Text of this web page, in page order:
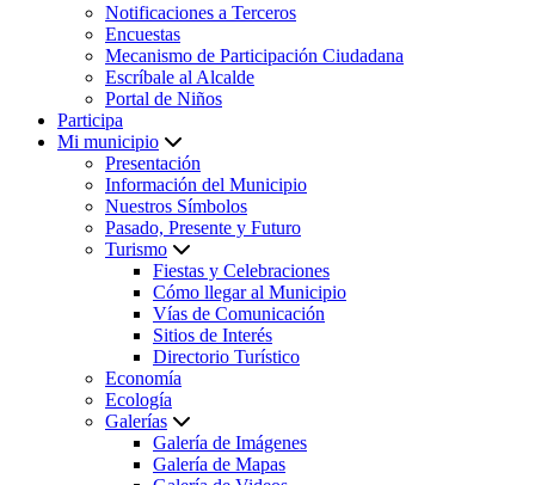
Notificaciones a Terceros
Encuestas
Mecanismo de Participación Ciudadana
Escríbale al Alcalde
Portal de Niños
Participa
Mi municipio
Presentación
Información del Municipio
Nuestros Símbolos
Pasado, Presente y Futuro
Turismo
Fiestas y Celebraciones
Cómo llegar al Municipio
Vías de Comunicación
Sitios de Interés
Directorio Turístico
Economía
Ecología
Galerías
Galería de Imágenes
Galería de Mapas